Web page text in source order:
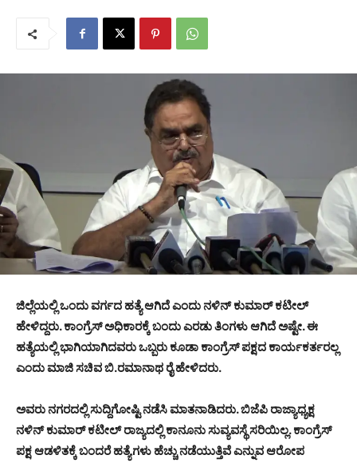
ಜಿಲ್ಲೆಯಲ್ಲಿ ಒಂದು ವರ್ಗದ ಹತ್ಯೆ ಆಗಿದೆ ಎಂದು ನಳಿನ್ ಕುಮಾರ್ ಕಟೀಲ್
ಹೇಳಿದ್ದರು. ಕಾಂಗ್ರೆಸ್ ಅಧಿಕಾರಕ್ಕೆ ಬಂದು ಎರಡು ತಿಂಗಳು ಆಗಿದೆ ಅಷ್ಟೇ. ಈ
ಹತ್ಯೆಯಲ್ಲಿ ಭಾಗಿಯಾಗಿದವರು ಒಬ್ಬರು ಕೂಡಾ ಕಾಂಗ್ರೆಸ್ ಪಕ್ಷದ ಕಾರ್ಯಕರ್ತರಲ್ಲ
ಎಂದು ಮಾಜಿ ಸಚಿವ ಬಿ.ರಮಾನಾಥ ರೈ ಹೇಳಿದರು.
ಅವರು ನಗರದಲ್ಲಿ ಸುದ್ದಿಗೋಷ್ಟಿ ನಡೆಸಿ ಮಾತನಾಡಿದರು. ಬಿಜೆಪಿ ರಾಜ್ಯಾಧ್ಯಕ್ಷ
ನಳಿನ್ ಕುಮಾರ್ ಕಟೀಲ್ ರಾಜ್ಯದಲ್ಲಿ ಕಾನೂನು ಸುವ್ಯವಸ್ಥೆ ಸರಿಯಿಲ್ಲ. ಕಾಂಗ್ರೆಸ್
ಪಕ್ಷ ಆಡಳಿತಕ್ಕೆ ಬಂದರೆ ಹತ್ಯೆಗಳು ಹೆಚ್ಚು ನಡೆಯುತ್ತಿವೆ ಎನ್ನುವ ಆರೋಪ